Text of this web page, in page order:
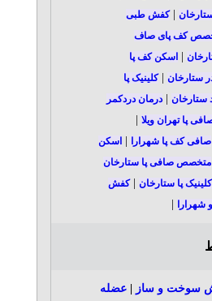
|کفش طبی
کف پای صاف
|اسکن کف پا
ستارخان |کلینیک پا
ستارخان |درمان دردکمر
پا تهران ویلا
صافی کف پا شهرارا |اسکن
متخصص صافی پا ستارخان
کلینیک پا ستارخان |کفش
شهرارا
سوخت و ساز |عضله